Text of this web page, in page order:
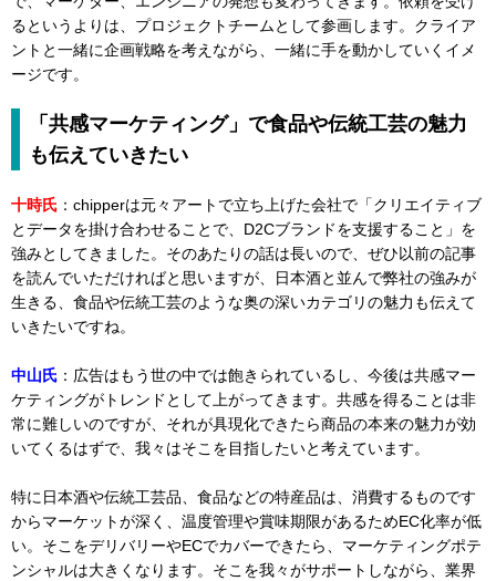
るというよりは、プロジェクトチームとして参画します。クライア
ントと一緒に企画戦略を考えながら、一緒に手を動かしていくイメ
ージです。
「共感マーケティング」で食品や伝統工芸の魅力
も伝えていきたい
十時氏 ：chipperは元々アートで立ち上げた会社で「クリエイティブ
とデータを掛け合わせることで、D2Cブランドを支援すること」を
強みとしてきました。そのあたりの話は長いので、ぜひ以前の記事
を読んでいただければと思いますが、日本酒と並んで弊社の強みが
生きる、食品や伝統工芸のような奥の深いカテゴリの魅力も伝えて
いきたいですね。
中山氏 ：広告はもう世の中では飽きられているし、今後は共感マー
ケティングがトレンドとして上がってきます。共感を得ることは非
常に難しいのですが、それが具現化できたら商品の本来の魅力が効
いてくるはずで、我々はそこを目指したいと考えています。
特に日本酒や伝統工芸品、食品などの特産品は、消費するものです
からマーケットが深く、温度管理や賞味期限があるためEC化率が低
い。そこをデリバリーやECでカバーできたら、マーケティングポテ
ンシャルは大きくなります。そこを我々がサポートしながら、業界